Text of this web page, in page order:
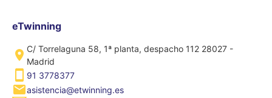
eTwinning
C/ Torrelaguna 58, 1ª planta, despacho 112 28027 -
Madrid
91 3778377
asistencia@etwinning.es